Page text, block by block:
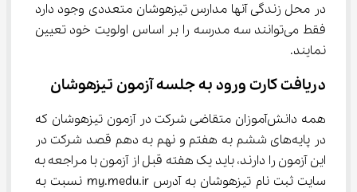
در محل زندگی آنها مدارس تیزهوشان متعددی وجود دارد
فقط می‌توانند سه مدرسه را بر اساس اولویت خود تعیین
نمایند.
دریافت کارت ورود به جلسه آزمون تیزهوشان
همه دانش‌آموزان متقاضی شرکت در آزمون تیزهوشان که
در پایه‌های ششم به هفتم و نهم به دهم قصد شرکت در
این آزمون را دارند، باید یک هفته قبل از آزمون با مراجعه به
سایت ثبت نام تیزهوشان به آدرس my.medu.ir نسبت به